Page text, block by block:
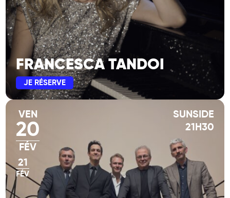
FRANCESCA TANDOI
JE RÉSERVE
VEN
20
FÉV
21
FÉV
SUNSIDE
21H30